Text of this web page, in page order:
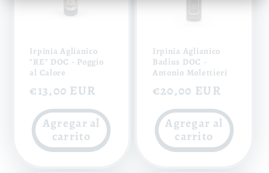
Irpinia Aglianico
"RE" DOC - Poggio
al Calore
Precio
habitual
€13,00 EUR
Agregar al
carrito
Irpinia Aglianico
Badius DOC -
Antonio Molettieri
Precio
habitual
€20,00 EUR
Agregar al
carrito